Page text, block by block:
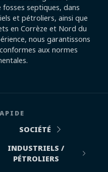
septiques, dans
et pétroliers, ainsi que
en Corrèze et Nord du
nous garantissons
aux normes
SOCIÉTÉ
INDUSTRIELS /
PÉTROLIERS